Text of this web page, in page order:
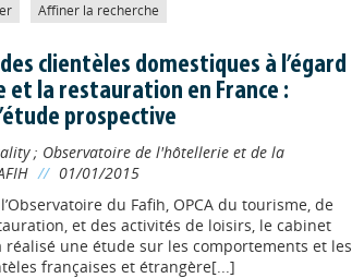
Affiner la recherche
clientèles domestiques à l’égard
et la restauration en France :
prospective
; Observatoire de l'hôtellerie et de la
// 01/01/2015
du Fafih, OPCA du tourisme, de
et des activités de loisirs, le cabinet
réalisé une étude sur les comportements et les
françaises et étrangère[...]